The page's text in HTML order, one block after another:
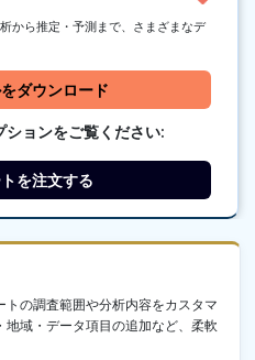
から推定・予測まで、さまざまなデ
ダウンロード
ションをご覧ください:
を注文する
の調査範囲や分析内容をカスタマ
域・データ項目の追加など、柔軟